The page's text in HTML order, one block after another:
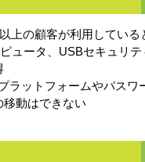
上の顧客が利用している
ュータ、USBセキュリ
ットフォームやパス
動はできない